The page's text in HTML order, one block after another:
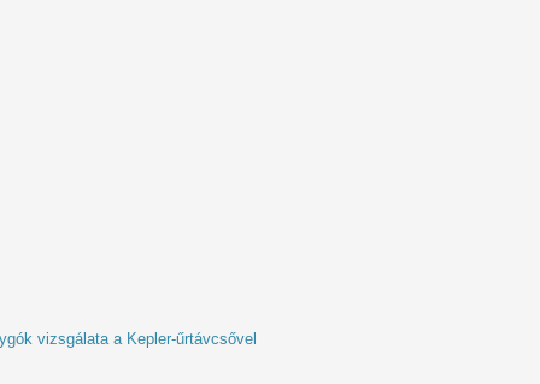
vizsgálata a Kepler-űrtávcsővel